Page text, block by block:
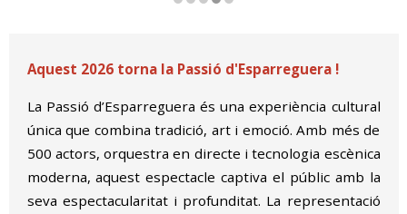
Aquest 2026 torna la Passió d'Esparreguera !
La Passió d’Esparreguera és una experiència cultural
única que combina tradició, art i emoció. Amb més de
500 actors, orquestra en directe i tecnologia escènica
moderna, aquest espectacle captiva el públic amb la
seva espectacularitat i profunditat. La representació